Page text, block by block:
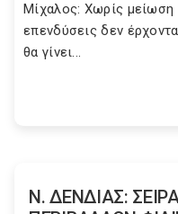
Μίχαλος: Χωρίς
επενδύσεις δεν
θα γίνει...
Ν. ΔΕΝΔΙΑΣ: